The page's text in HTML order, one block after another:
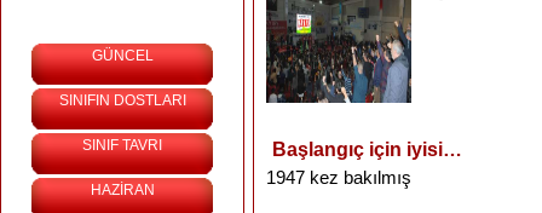
GÜNCEL
SINIFIN DOSTLARI
SINIF TAVRI
HAZİRAN
Başlangıç için iyisi…
1947 kez bakılmış